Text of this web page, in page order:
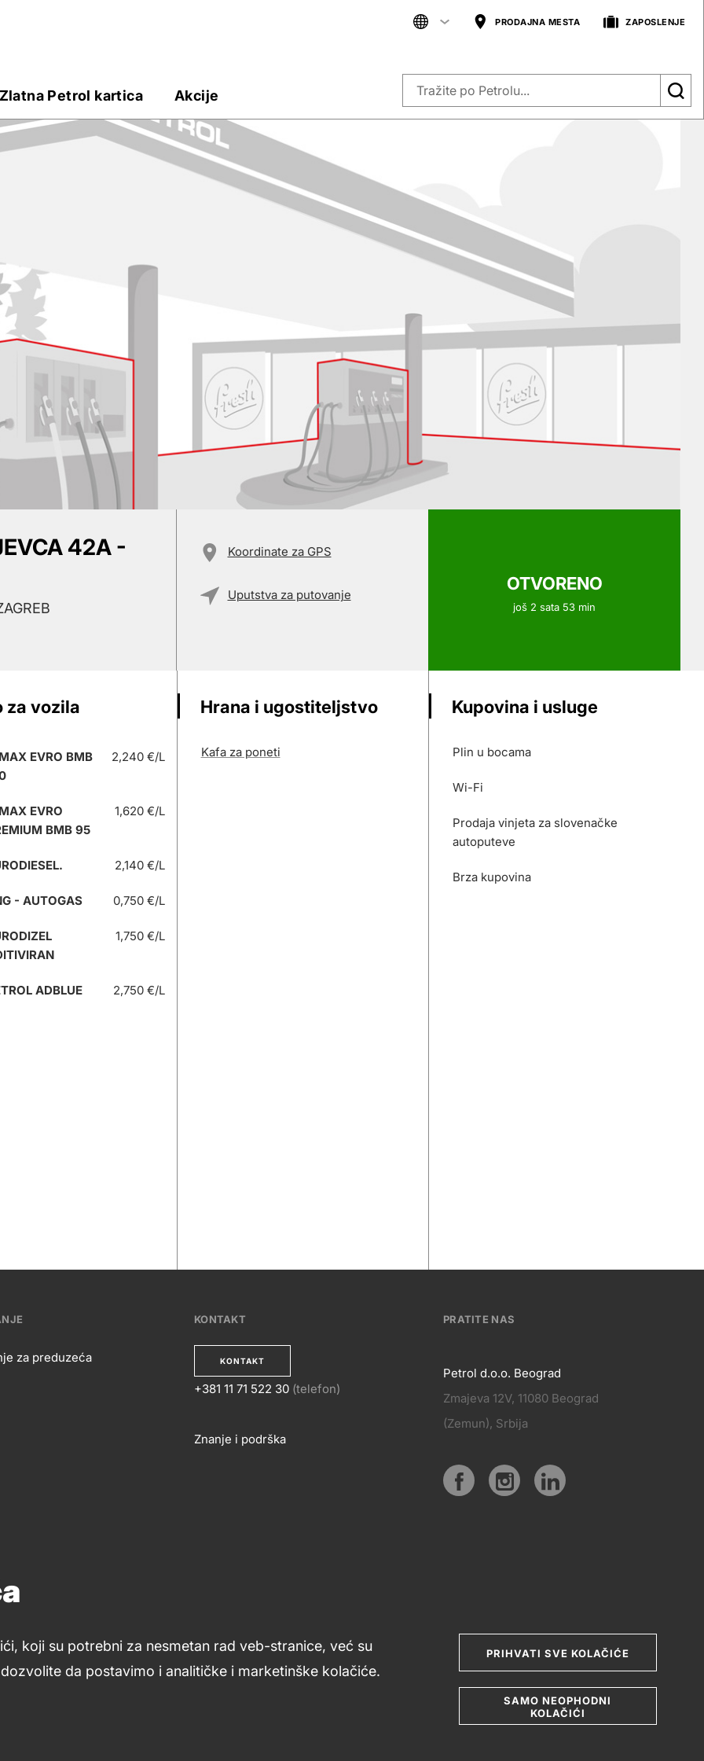
koji su potrebni za nesmetan rad veb-stranice, već su
da postavimo i analitičke i marketinške kolačiće.
PRIHVATI SVE KOLAČIĆE
SAMO NEOPHODNI
KOLAČIĆI
Zlatna Petrol kartica Akcije
PRODAJNA MESTA ZAPOSLENJE
OTVORENO
još 2 sata 53 min
42A -
Koordinate za GPS
Uputstva za putovanje
za vozila
EVRO BMB
2,240 €/L
EVRO
BMB 95
1,620 €/L
2,140 €/L
- AUTOGAS 0,750 €/L
1,750 €/L
ADBLUE 2,750 €/L
Hrana i ugostiteljstvo
Kafa za poneti
Kupovina i usluge
Plin u bocama
Wi-Fi
Prodaja vinjeta za slovenačke
autoputeve
Brza kupovina
za preduzeća
KONTAKT
KONTAKT
KONTAKT
+381 11 71 522 30 (telefon)
Znanje i podrška
PRATITE NAS
PRATITE
NAS
Petrol d.o.o. Beograd
Zmajeva 12V, 11080 Beograd
(Zemun), Srbija
Uslovi upotrebe